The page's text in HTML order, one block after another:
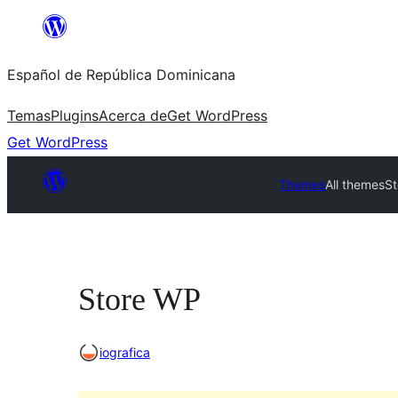
Saltar
contenido
Español de República Dominicana
TemasPluginsAcerca deGet WordPress
Get WordPress
ThemesAll themes
Store WP
iografica